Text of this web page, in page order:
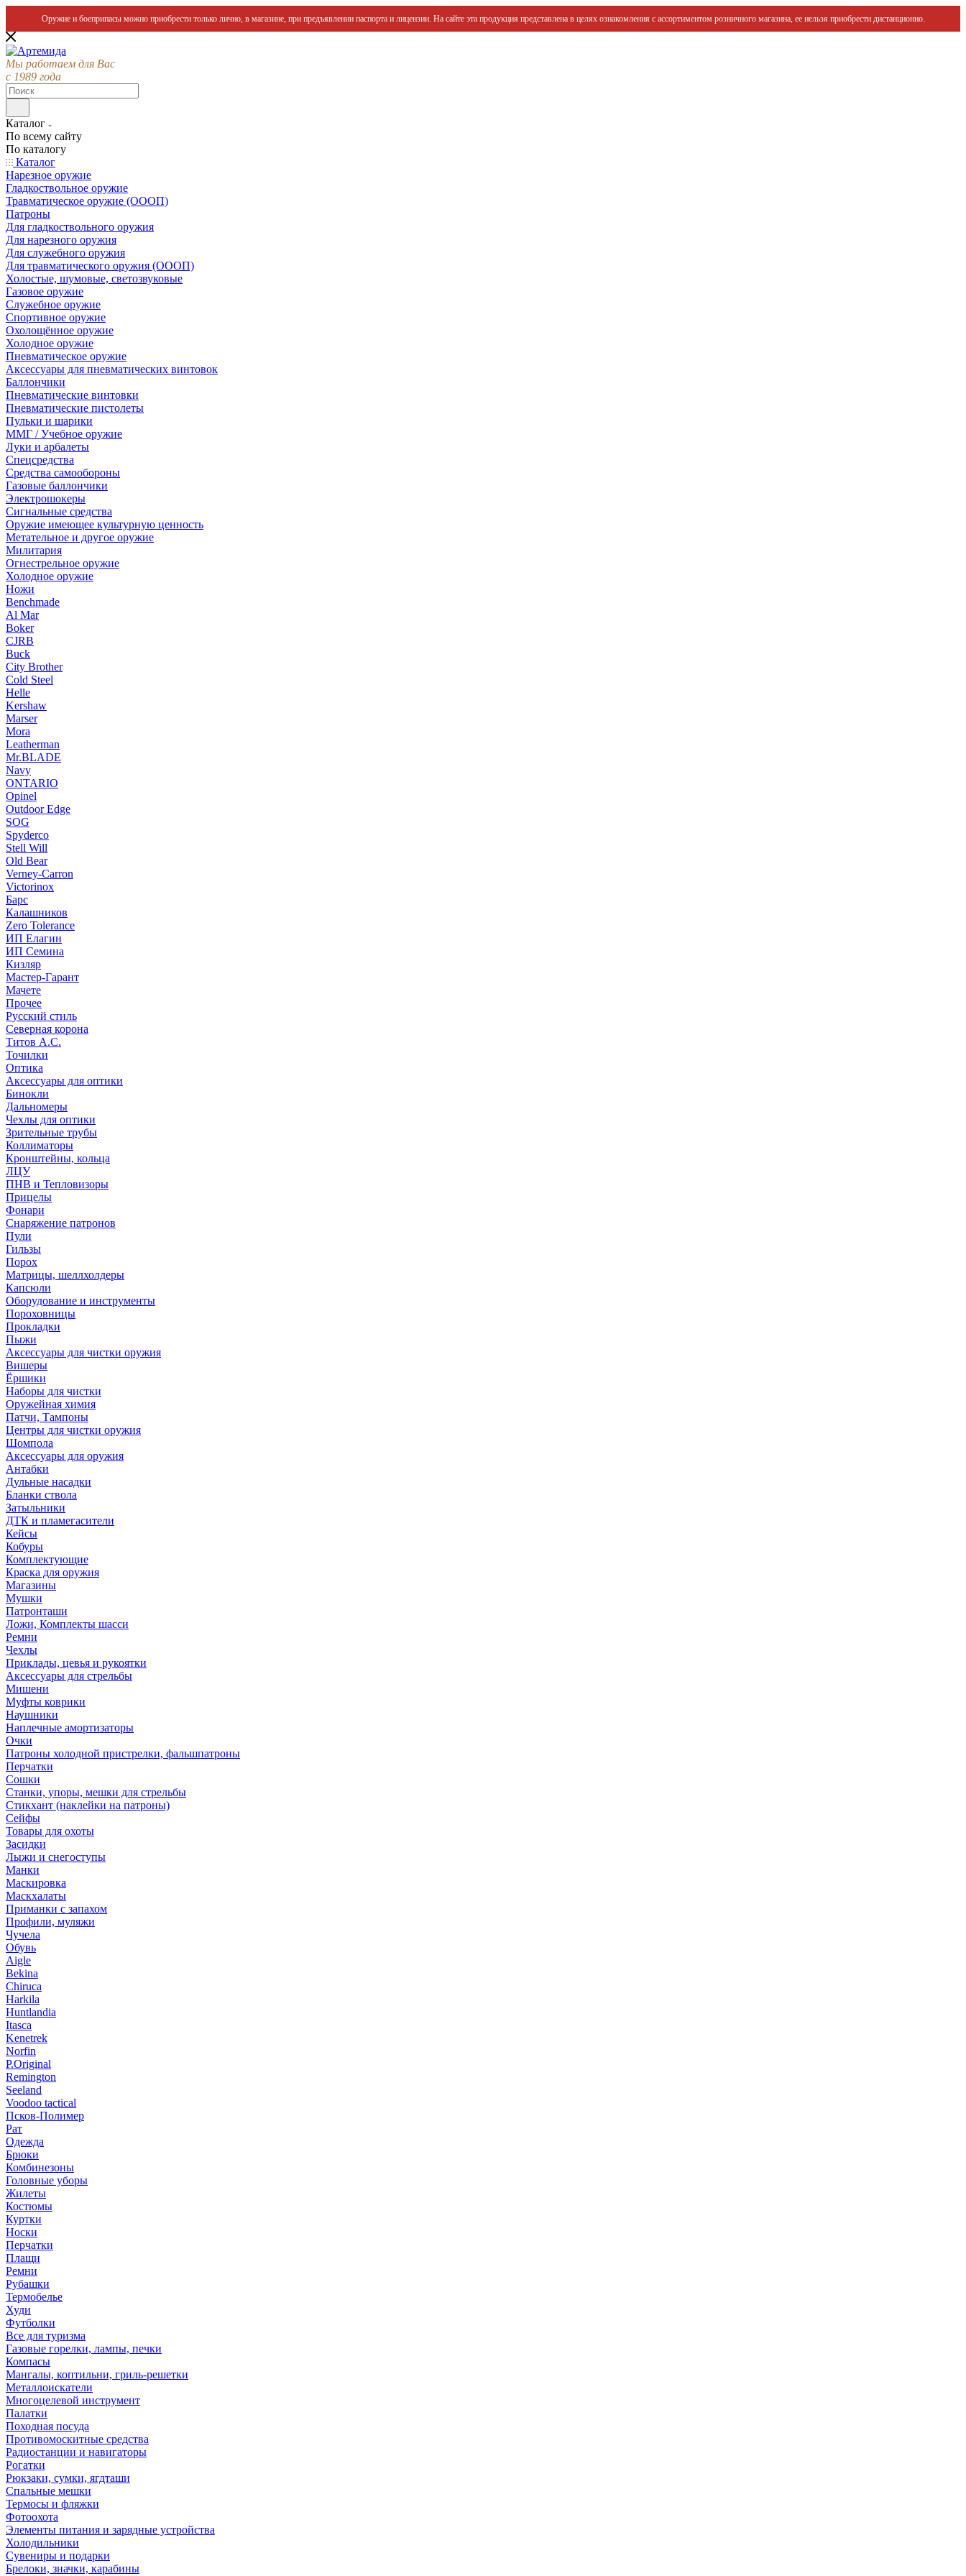
Оружие и боеприпасы можно приобрести только лично, в магазине, при предъявлении паспорта и лицензии. На сайте эта продукция представлена в целях ознакомления с ассортиментом розничного магазина, ее нельзя приобрести дистанционно.
Мы работаем для Вас
с 1989 года
Каталог
По всему сайту
По каталогу
Каталог
Нарезное оружие
Гладкоствольное оружие
Травматическое оружие (ОООП)
Патроны
Для гладкоствольного оружия
Для нарезного оружия
Для служебного оружия
Для травматического оружия (ОООП)
Холостые, шумовые, светозвуковые
Газовое оружие
Служебное оружие
Спортивное оружие
Охолощённое оружие
Холодное оружие
Пневматическое оружие
Аксессуары для пневматических винтовок
Баллончики
Пневматические винтовки
Пневматические пистолеты
Пульки и шарики
ММГ / Учебное оружие
Луки и арбалеты
Спецсредства
Средства самообороны
Газовые баллончики
Электрошокеры
Сигнальные средства
Оружие имеющее культурную ценность
Метательное и другое оружие
Милитария
Огнестрельное оружие
Холодное оружие
Ножи
Benchmade
Al Mar
Boker
CJRB
Buck
City Brother
Cold Steel
Helle
Kershaw
Marser
Mora
Leatherman
Mr.BLADE
Navy
ONTARIO
Opinel
Outdoor Edge
SOG
Spyderco
Stell Will
Old Bear
Verney-Carron
Victorinox
Барс
Калашников
Zero Tolerance
ИП Елагин
ИП Семина
Кизляр
Мастер-Гарант
Мачете
Прочее
Русский стиль
Северная корона
Титов А.С.
Точилки
Оптика
Аксессуары для оптики
Бинокли
Дальномеры
Чехлы для оптики
Зрительные трубы
Коллиматоры
Кронштейны, кольца
ЛЦУ
ПНВ и Тепловизоры
Прицелы
Фонари
Снаряжение патронов
Пули
Гильзы
Порох
Матрицы, шеллхолдеры
Капсюли
Оборудование и инструменты
Пороховницы
Прокладки
Пыжи
Аксессуары для чистки оружия
Вишеры
Ёршики
Наборы для чистки
Оружейная химия
Патчи, Тампоны
Центры для чистки оружия
Шомпола
Аксессуары для оружия
Антабки
Дульные насадки
Бланки ствола
Затыльники
ДТК и пламегасители
Кейсы
Кобуры
Комплектующие
Краска для оружия
Магазины
Мушки
Патронташи
Ложи, Комплекты шасси
Ремни
Чехлы
Приклады, цевья и рукоятки
Аксессуары для стрельбы
Мишени
Муфты коврики
Наушники
Наплечные амортизаторы
Очки
Патроны холодной пристрелки, фальшпатроны
Перчатки
Сошки
Станки, упоры, мешки для стрельбы
Стикхант (наклейки на патроны)
Сейфы
Товары для охоты
Засидки
Лыжи и снегоступы
Манки
Маскировка
Маскхалаты
Приманки с запахом
Профили, муляжи
Чучела
Обувь
Aigle
Bekina
Chiruсa
Harkila
Huntlandia
Itasca
Kenetrek
Norfin
P.Original
Remington
Seeland
Voodoo tactical
Псков-Полимер
Рат
Одежда
Брюки
Комбинезоны
Головные уборы
Жилеты
Костюмы
Куртки
Носки
Перчатки
Плащи
Ремни
Рубашки
Термобелье
Худи
Футболки
Все для туризма
Газовые горелки, лампы, печки
Компасы
Мангалы, коптильни, гриль-решетки
Металлоискатели
Многоцелевой инструмент
Палатки
Походная посуда
Противомоскитные средства
Радиостанции и навигаторы
Рогатки
Рюкзаки, сумки, ягдташи
Спальные мешки
Термосы и фляжки
Фотоохота
Элементы питания и зарядные устройства
Холодильники
Сувениры и подарки
Брелоки, значки, карабины